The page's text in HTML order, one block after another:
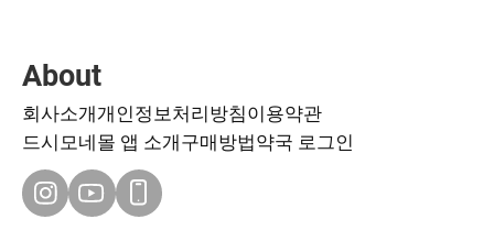
About
회사소개개인정보처리방침이용약관
드시모네몰 앱 소개구매방법약국 로그인